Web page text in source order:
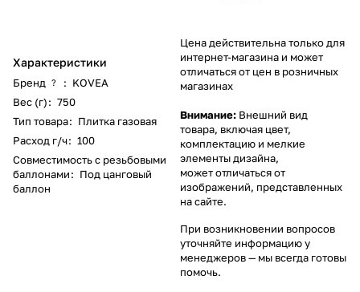
Характеристики
Бренд ? : KOVEA
Вес (г): 750
Тип товара: Плитка газовая
Расход г/ч: 100
Совместимость с резьбовыми
баллонами: Под цанговый
баллон
Цена действительна только для
интернет-магазина и может
отличаться от цен в розничных
магазинах
Внимание: Внешний вид
товара, включая цвет,
комплектацию и мелкие
элементы дизайна,
может отличаться от
изображений, представленных
на сайте.
При возникновении вопросов
уточняйте информацию у
менеджеров— мы всегда готовы
помочь.